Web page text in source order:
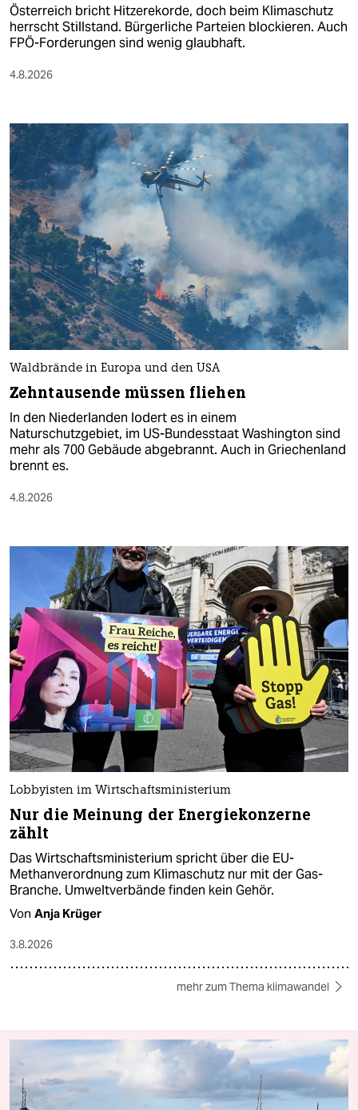
Österreich bricht Hitzerekorde, doch beim Klimaschutz
herrscht Stillstand. Bürgerliche Parteien blockieren. Auch
FPÖ-Forderungen sind wenig glaubhaft.
4.8.2026
Waldbrände in Europa und den USA
Zehntausende müssen fliehen
In den Niederlanden lodert es in einem
Naturschutzgebiet, im US-Bundesstaat Washington sind
mehr als 700 Gebäude abgebrannt. Auch in Griechenland
brennt es.
4.8.2026
Lobbyisten im Wirtschaftsministerium
Nur die Meinung der Energiekonzerne
zählt
Das Wirtschaftsministerium spricht über die EU-
Methanverordnung zum Klimaschutz nur mit der Gas-
Branche. Umweltverbände finden kein Gehör.
Von Anja Krüger
3.8.2026
mehr zum Thema klimawandel